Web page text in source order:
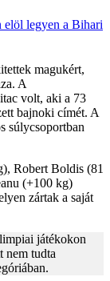
elöl legyen a Bihari
magukért,
A
volt, aki a 73
bajnoki címét. A
súlycsoportban
Robert Boldis (81
(+100 kg)
zártak a saját
játékokon
nem tudta